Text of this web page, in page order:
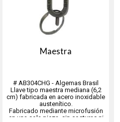
Maestra
# AB304CHG - Algemas Brasil
Llave tipo maestra mediana (6,2
cm) fabricada en acero inoxidable
austenítico.
Fabricado mediante microfusión
en una sola pieza, sin costuras ni